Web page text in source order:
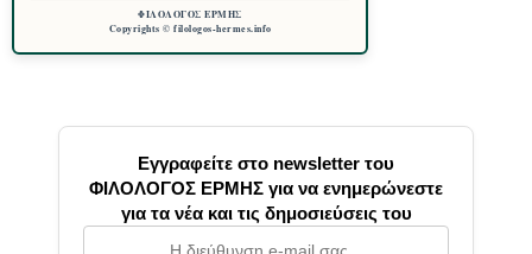
ΦΙΛΟΛΟΓΟΣ ΕΡΜΗΣ
Copyrights © filologos-hermes.info
Εγγραφείτε στο newsletter του
ΦΙΛΟΛΟΓΟΣ ΕΡΜΗΣ για να ενημερώνεστε
για τα νέα και τις δημοσιεύσεις του